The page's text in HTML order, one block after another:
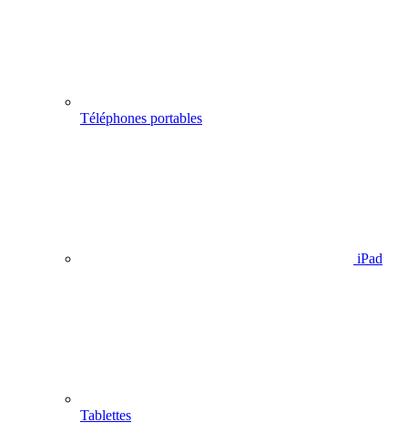
Téléphones portables
iPad
Tablettes